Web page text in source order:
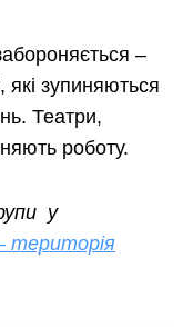
–
які зупиняються
Театри,
роботу.
у
– територія